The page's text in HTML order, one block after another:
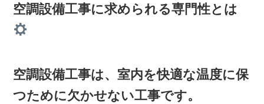
空調設備工事に求められる専門性とは
空調設備工事は、室内を快適な温度に保
つために欠かせない工事です。